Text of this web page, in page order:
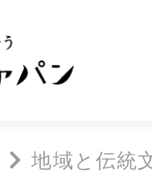
地域と伝統